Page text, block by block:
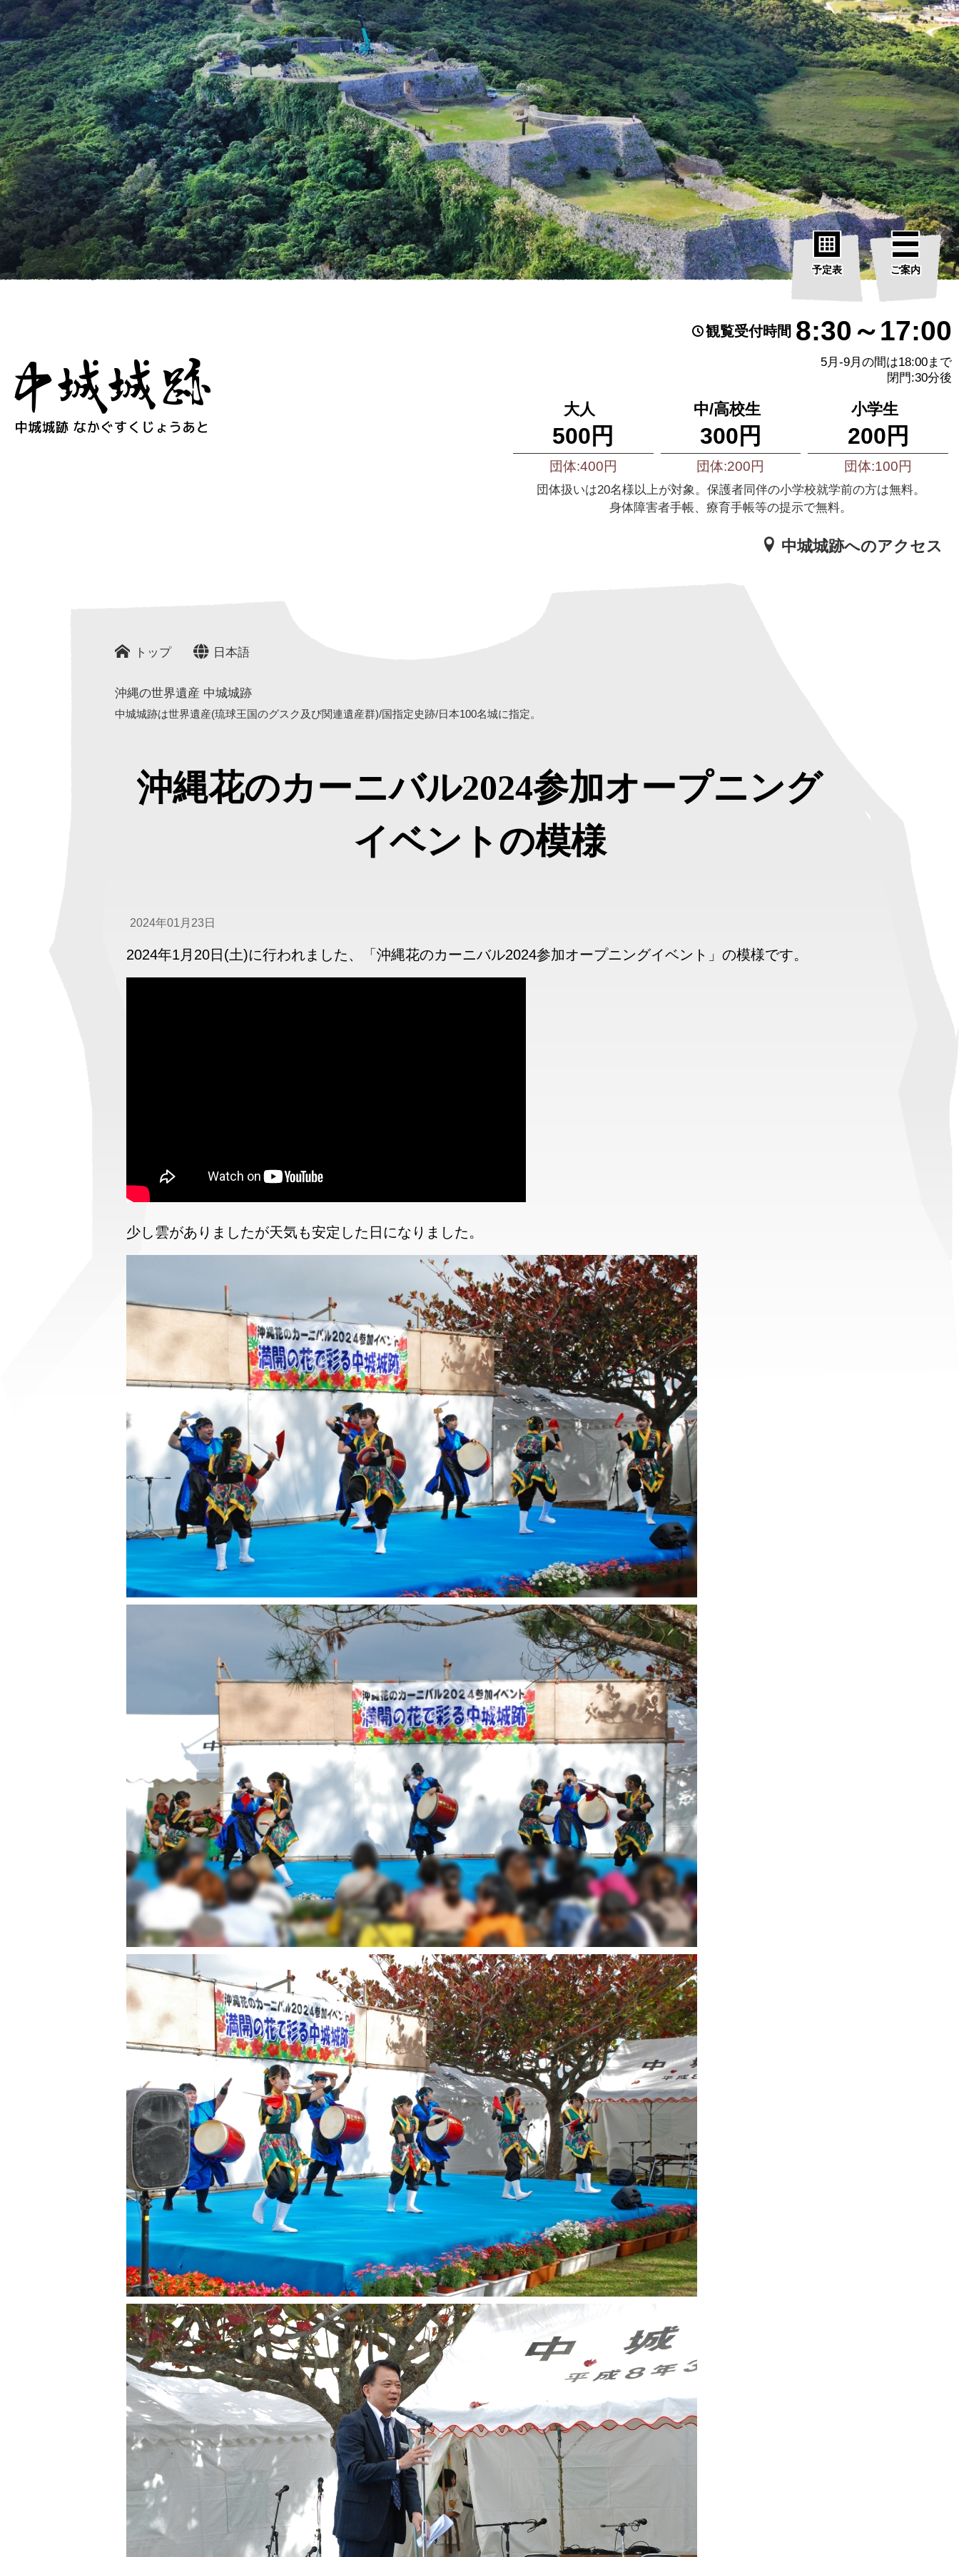
予定表 ご案内
観覧受付時間 8:30～17:00
5月-9月の間は18:00まで
閉門:30分後
大人
500円
団体:400円
中/高校生
300円
団体:200円
小学生
200円
団体:100円
団体扱いは20名様以上が対象。保護者同伴の小学校就学前の方は無料。
身体障害者手帳、療育手帳等の提示で無料。
中城城跡へのアクセス
トップ 日本語
沖縄の世界遺産 中城城跡
中城城跡は世界遺産(琉球王国のグスク及び関連遺産群)/国指定史跡/日本100名城に指定。
沖縄花のカーニバル2024参加オープニング
イベントの模様
2024年01月23日
2024年1月20日(土)に行われました、「沖縄花のカーニバル2024参加オープニングイベント」の模様です。
少し雲がありましたが天気も安定した日になりました。